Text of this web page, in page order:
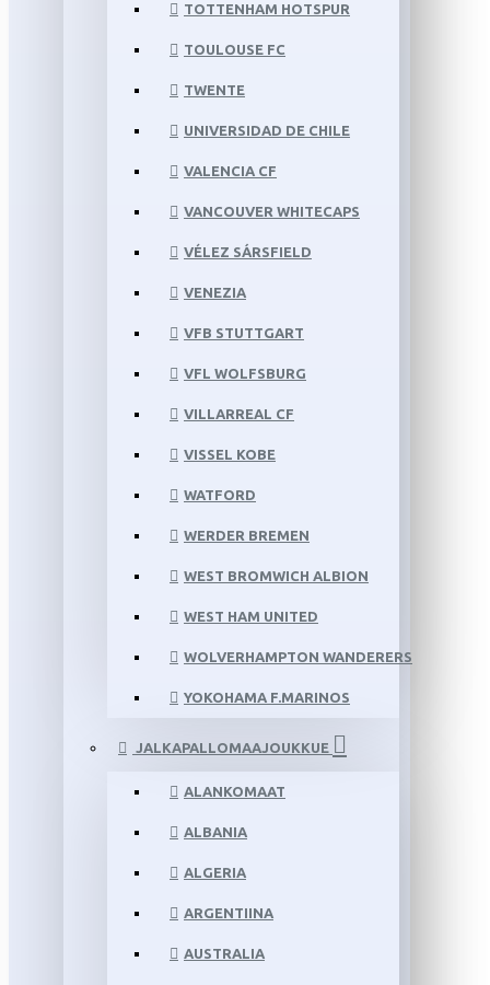
TOTTENHAM HOTSPUR
TOULOUSE FC
TWENTE
UNIVERSIDAD DE CHILE
VALENCIA CF
VANCOUVER WHITECAPS
VÉLEZ SÁRSFIELD
VENEZIA
VFB STUTTGART
VFL WOLFSBURG
VILLARREAL CF
VISSEL KOBE
WATFORD
WERDER BREMEN
WEST BROMWICH ALBION
WEST HAM UNITED
WOLVERHAMPTON WANDERERS
YOKOHAMA F.MARINOS
JALKAPALLOMAAJOUKKUE
ALANKOMAAT
ALBANIA
ALGERIA
ARGENTIINA
AUSTRALIA